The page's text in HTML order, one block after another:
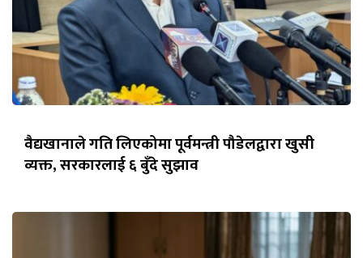
वैद्यखानाले गति लिएकोमा पूर्वमन्त्री पौडेलद्वारा खुसी
व्यक्त, सरकारलाई ६ बुँदे सुझाव